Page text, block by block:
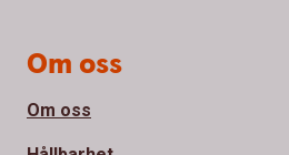
Om oss
Om oss